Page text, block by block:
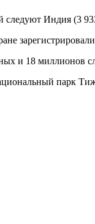
следуют Индия (3
и 18 миллионов
парк